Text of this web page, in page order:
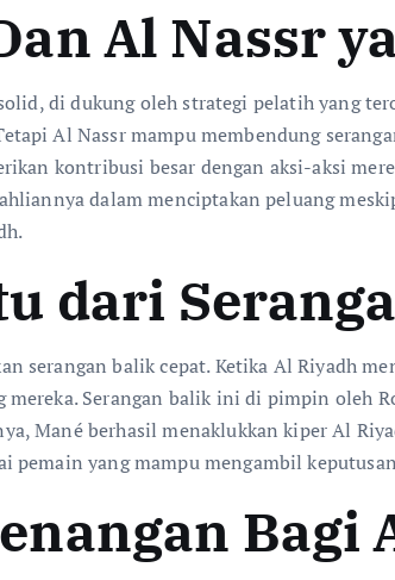
Al Nassr
di dukung oleh strategi pelatih yang
Al Nassr mampu membendung
kontribusi besar dengan aksi-aksi
dalam menciptakan peluang
dari
serangan balik cepat. Ketika Al Riyadh
Serangan balik ini di pimpin oleh
Mané berhasil menaklukkan kiper Al
yang mampu mengambil
Bagi